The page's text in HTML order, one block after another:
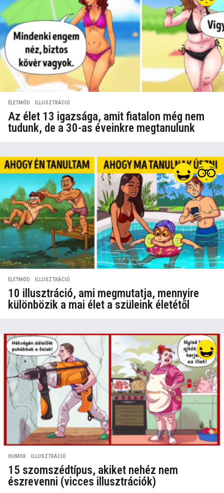
ÉLETMÓD ,ILLUSZTRÁCIÓ
Az élet 13 igazsága, amit fiatalon még nem
tudunk, de a 30-as éveinkre megtanulunk
ÉLETMÓD ,ILLUSZTRÁCIÓ
10 illusztráció, ami megmutatja, mennyire
különbözik a mai élet a szüleink életétől
HUMOR ,ILLUSZTRÁCIÓ
15 szomszédtípus, akiket nehéz nem
észrevenni (vicces illusztrációk)